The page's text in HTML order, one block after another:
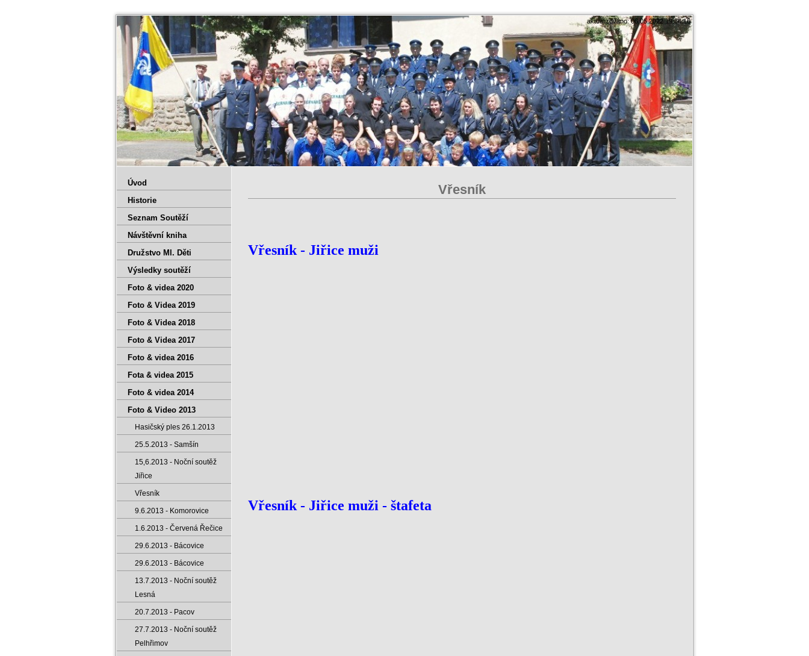
aktualizováno: 06.05.2022 19:36:16
Vřesník
Vřesník - Jiřice muži
Vřesník - Jiřice muži - štafeta
Úvod
Historie
Seznam Soutěží
Návštěvní kniha
Družstvo Ml. Děti
Výsledky soutěží
Foto & videa 2020
Foto & Videa 2019
Foto & Videa 2018
Foto & Videa 2017
Foto & videa 2016
Fota & videa 2015
Foto & videa 2014
Foto & Video 2013
Hasičský ples 26.1.2013
25.5.2013 - Samšín
15‚6.2013 - Noční soutěž
Jiřice
Vřesník
9.6.2013 - Komorovice
1.6.2013 - Červená Řečice
29.6.2013 - Bácovice
29.6.2013 - Bácovice
13.7.2013 - Noční soutěž
Lesná
20.7.2013 - Pacov
27.7.2013 - Noční soutěž
Pelhřimov